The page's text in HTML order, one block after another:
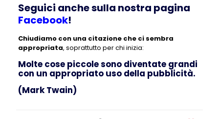
Seguici anche sulla nostra pagina
Facebook!
Chiudiamo con una citazione che ci sembra
appropriata, soprattutto per chi inizia:
Molte cose piccole sono diventate grandi
con un appropriato uso della pubblicità.
(Mark Twain)